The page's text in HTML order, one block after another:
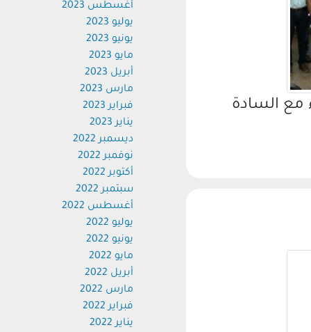
السادة
أغسطس 2023
يوليو 2023
يونيو 2023
مايو 2023
أبريل 2023
مارس 2023
فبراير 2023
يناير 2023
ديسمبر 2022
نوفمبر 2022
أكتوبر 2022
سبتمبر 2022
أغسطس 2022
يوليو 2022
يونيو 2022
مايو 2022
أبريل 2022
مارس 2022
فبراير 2022
يناير 2022